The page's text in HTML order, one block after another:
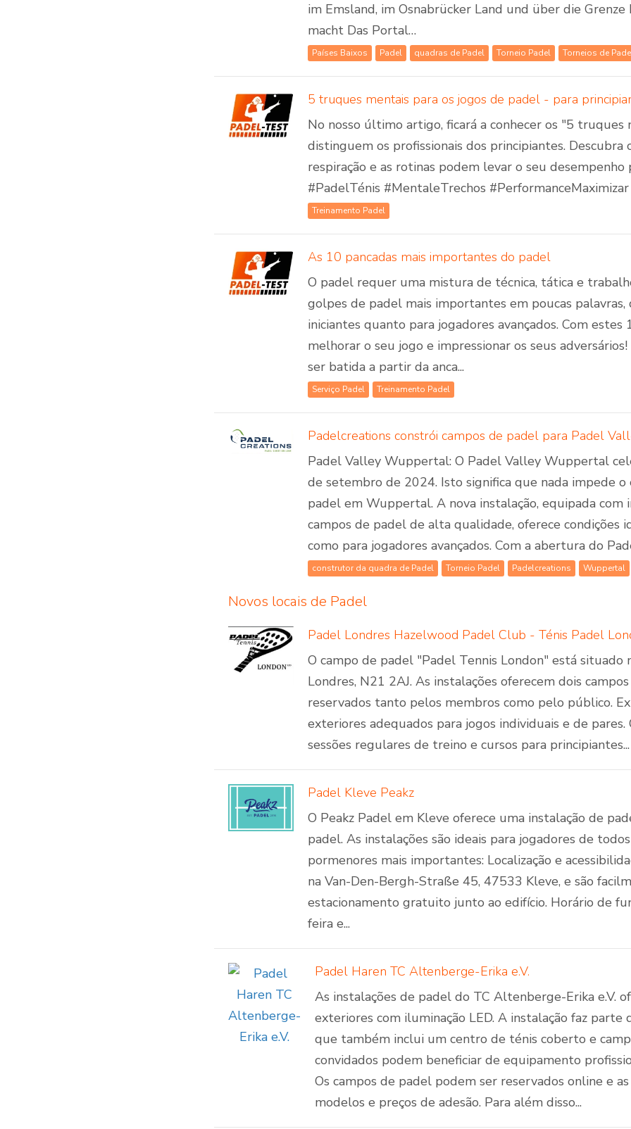
im Emsland, im Osnabrücker Land und über die
macht Das Portal…
Países Baixos Padel quadras de Padel Torneio Padel Torneios de
No nosso último artigo, ficará a conhecer os "5
distinguem os profissionais dos principiantes. Descubra
respiração e as rotinas podem levar o seu desempenho
#PadelTénis #MentaleTrechos #PerformanceMaximizar
Treinamento Padel
As 10 pancadas mais importantes do padel
O padel requer uma mistura de técnica, tática e
golpes de padel mais importantes em poucas palavras,
iniciantes quanto para jogadores avançados. Com
melhorar o seu jogo e impressionar os seus
ser batida a partir da anca...
Serviço Padel Treinamento Padel
Padel Valley Wuppertal: O Padel Valley Wuppertal
de setembro de 2024. Isto significa que nada impede
padel em Wuppertal. A nova instalação, equipada com
campos de padel de alta qualidade, oferece condições
como para jogadores avançados. Com a abertura do
construtor da quadra de Padel Torneio Padel Padelcreations Wuppertal
Novos locais de Padel
Padel Londres Hazelwood Padel Club - Ténis Padel
O campo de padel "Padel Tennis London" está
Londres, N21 2AJ. As instalações oferecem dois
reservados tanto pelos membros como pelo público.
exteriores adequados para jogos individuais e de
sessões regulares de treino e cursos para principiantes...
Padel Kleve Peakz
O Peakz Padel em Kleve oferece uma instalação de
padel. As instalações são ideais para jogadores de
pormenores mais importantes: Localização e
na Van-Den-Bergh-Straße 45, 47533 Kleve, e são
estacionamento gratuito junto ao edifício. Horário de
feira e...
Padel Haren TC Altenberge-Erika e.V.
As instalações de padel do TC Altenberge-Erika e.V.
exteriores com iluminação LED. A instalação faz
que também inclui um centro de ténis coberto e
convidados podem beneficiar de equipamento
Os campos de padel podem ser reservados online e
modelos e preços de adesão. Para além disso...